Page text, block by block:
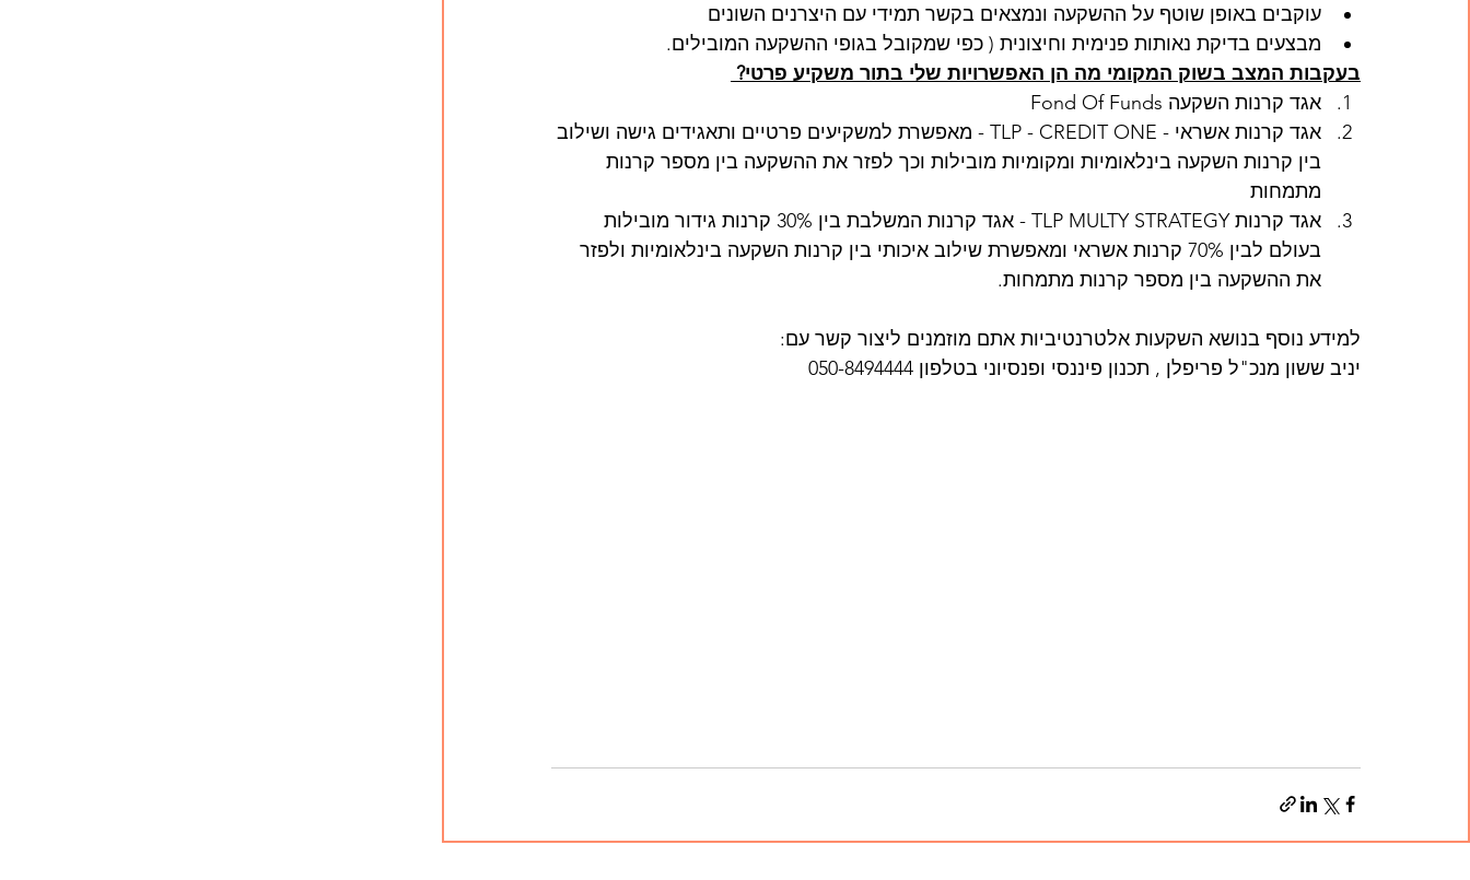
עוקבים באופן שוטף על ההשקעה ונמצאים בקשר תמידי עם היצרנים השונים
מבצעים בדיקת נאותות פנימית וחיצונית ( כפי שמקובל בגופי ההשקעה המובילים.
בעקבות המצב בשוק המקומי מה הן האפשרויות שלי בתור משקיע פרטי?
אגד קרנות השקעה Fond Of Funds
אגד קרנות אשראי - TLP - CREDIT ONE - מאפשרת למשקיעים פרטיים ותאגידים גישה ושילוב
בין קרנות השקעה בינלאומיות ומקומיות מובילות וכך לפזר את ההשקעה בין מספר קרנות
מתמחות
אגד קרנות TLP MULTY STRATEGY - אגד קרנות המשלבת בין 30% קרנות גידור מובילות
בעולם לבין 70% קרנות אשראי ומאפשרת שילוב איכותי בין קרנות השקעה בינלאומיות ולפזר
את ההשקעה בין מספר קרנות מתמחות.
למידע נוסף בנושא השקעות אלטרנטיביות אתם מוזמנים ליצור קשר עם:
יניב ששון מנכ"ל פריפלן , תכנון פיננסי ופנסיוני בטלפון 050-8494444